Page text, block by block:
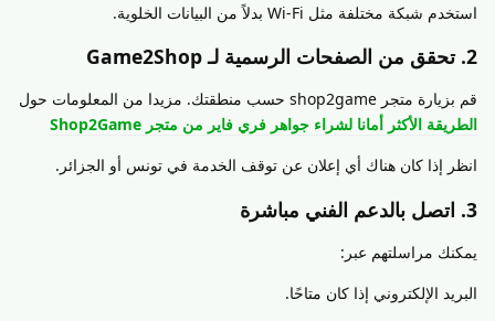
استخدم شبكة مختلفة مثل Wi-Fi بدلاً من البيانات الخلوية.
2. تحقق من الصفحات الرسمية لـ Game2Shop
قم بزيارة متجر shop2game حسب منطقتك. مزيدا من المعلومات حول
الطريقة الأكثر أمانا لشراء جواهر فري فاير من متجر Shop2Game
انظر إذا كان هناك أي إعلان عن توقف الخدمة في تونس أو الجزائر.
3. اتصل بالدعم الفني مباشرة
يمكنك مراسلتهم عبر:
البريد الإلكتروني إذا كان متاحًا.